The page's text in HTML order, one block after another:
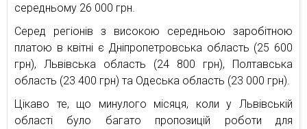
середньому 26 000 грн.
Серед регіонів з високою середньою заробітною
платою в квітні є Дніпропетровська область (25 600
грн), Львівська область (24 800 грн), Полтавська
область (23 400 грн) та Одеська область (23 000 грн).
Цікаво те, що минулого місяця, коли у Львівській
області було багато пропозицій роботи для